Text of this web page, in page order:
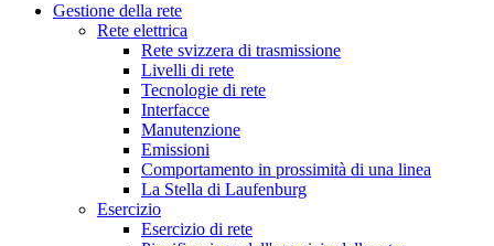
Gestione della rete
Rete elettrica
Rete svizzera di trasmissione
Livelli di rete
Tecnologie di rete
Interfacce
Manutenzione
Emissioni
Comportamento in prossimità di una linea
La Stella di Laufenburg
Esercizio
Esercizio di rete